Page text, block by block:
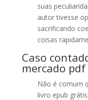
suas
autor tivesse
sacrificando
coisas
Caso
mercado pdf
Não é comum
livro epub